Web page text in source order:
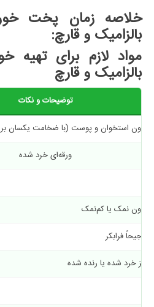
خلاصه زمان پخت
بالزامیک و قارچ:
مواد لازم برای تهیه
بالزامیک و قارچ
توضیحات و نکات
بدون استخوان و پوست (با ضخامت یکسان
ورقه‌ای خرد شده
بدون نمک یا کم‌نمک
ترجیحاً فرابکر
ریز خرد شده یا رنده شده